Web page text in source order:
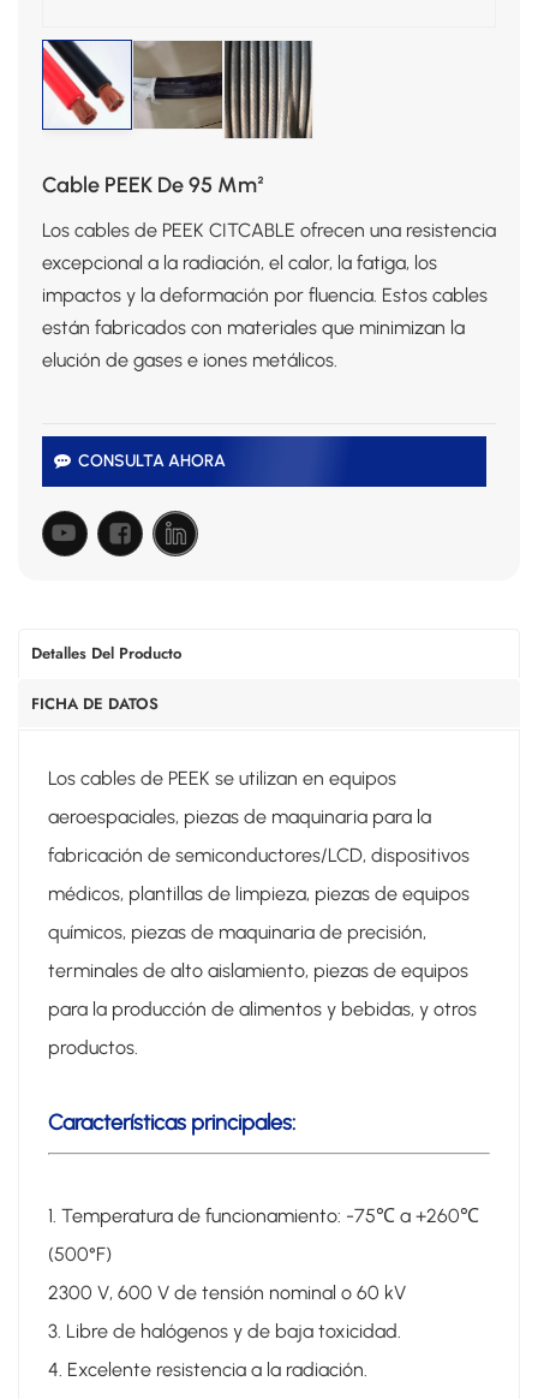
Cable PEEK De 95 Mm²
Los cables de PEEK CITCABLE ofrecen una resistencia
excepcional a la radiación, el calor, la fatiga, los
impactos y la deformación por fluencia. Estos cables
están fabricados con materiales que minimizan la
elución de gases e iones metálicos.
CONSULTA AHORA
Detalles Del Producto
FICHA DE DATOS
Los cables de PEEK se utilizan en equipos
aeroespaciales, piezas de maquinaria para la
fabricación de semiconductores/LCD, dispositivos
médicos, plantillas de limpieza, piezas de equipos
químicos, piezas de maquinaria de precisión,
terminales de alto aislamiento, piezas de equipos
para la producción de alimentos y bebidas, y otros
productos.
Características principales:
1. Temperatura de funcionamiento: -75℃ a +260℃
(500°F)
2300 V, 600 V de tensión nominal o 60 kV
3. Libre de halógenos y de baja toxicidad.
4. Excelente resistencia a la radiación.